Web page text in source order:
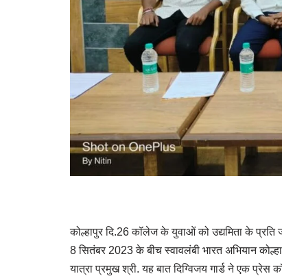
कोल्हापुर दि.26 कॉलेज के युवाओं को उद्यमिता के
8 सितंबर 2023 के बीच स्वावलंबी भारत अभियान
यात्रा प्रमुख श्री. यह बात दिग्विजय गार्ड ने एक प्रेस